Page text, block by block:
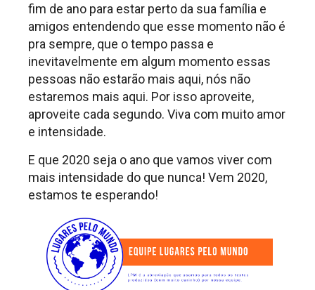
fim de ano para estar perto da sua família e
amigos entendendo que esse momento não é
pra sempre, que o tempo passa e
inevitavelmente em algum momento essas
pessoas não estarão mais aqui, nós não
estaremos mais aqui. Por isso aproveite,
aproveite cada segundo. Viva com muito amor
e intensidade.
E que 2020 seja o ano que vamos viver com
mais intensidade do que nunca! Vem 2020,
estamos te esperando!